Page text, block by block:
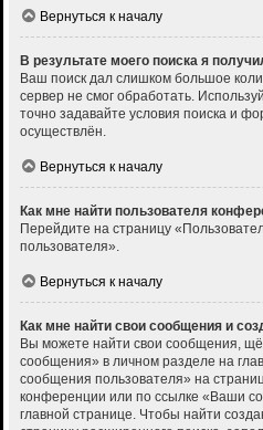
Вернуться к началу
В результате моего поиска я
Ваш поиск дал слишком большое
сервер не смог обработать.
точно задавайте условия поиска и
осуществлён.
Вернуться к началу
Как мне найти пользователя
Перейдите на страницу
пользователя».
Вернуться к началу
Как мне найти свои сообщения и
Вы можете найти свои сообщения,
сообщения» в личном разделе на
сообщения пользователя» на
конференции или по ссылке «Ваши
главной странице. Чтобы найти